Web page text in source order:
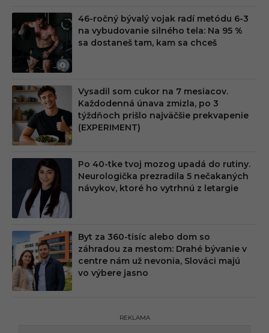
46-ročný bývalý vojak radí metódu 6-3
na vybudovanie silného tela: Na 95 %
sa dostaneš tam, kam sa chceš
Vysadil som cukor na 7 mesiacov.
Každodenná únava zmizla, po 3
týždňoch prišlo najväčšie prekvapenie
(EXPERIMENT)
Po 40-tke tvoj mozog upadá do rutiny.
Neurologička prezradila 5 nečakaných
návykov, ktoré ho vytrhnú z letargie
Byt za 360-tisíc alebo dom so
záhradou za mestom: Drahé bývanie v
centre nám už nevonia, Slováci majú
vo výbere jasno
REKLAMA